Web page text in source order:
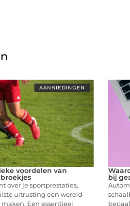
AANBIEDINGEN
voordelen van
over je sportprestaties,
uitrusting een wereld
Een essentieel
bij